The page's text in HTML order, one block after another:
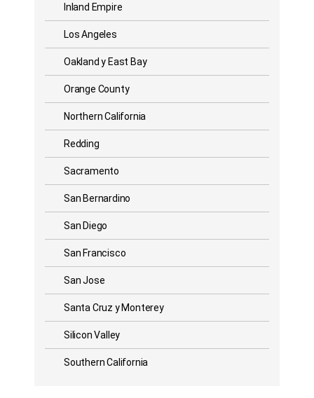
Inland Empire
Los Angeles
Oakland y East Bay
Orange County
Northern California
Redding
Sacramento
San Bernardino
San Diego
San Francisco
San Jose
Santa Cruz y Monterey
Silicon Valley
Southern California